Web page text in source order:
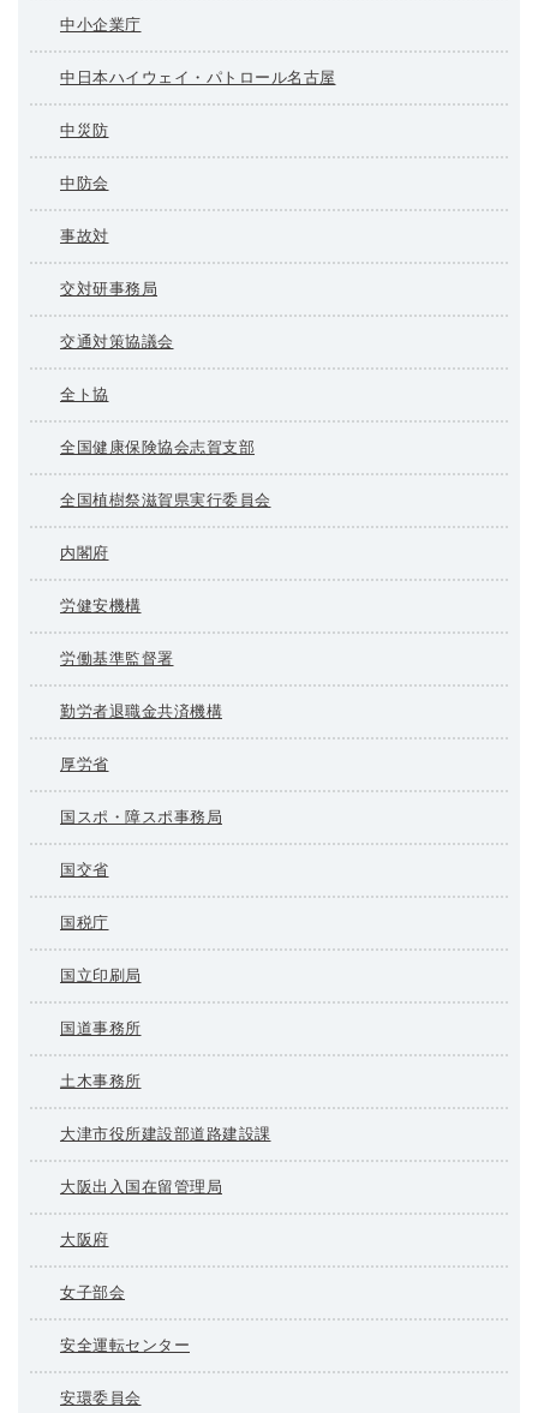
中小企業庁
中日本ハイウェイ・パトロール名古屋
中災防
中防会
事故対
交対研事務局
交通対策協議会
全ト協
全国健康保険協会志賀支部
全国植樹祭滋賀県実行委員会
内閣府
労健安機構
労働基準監督署
勤労者退職金共済機構
厚労省
国スポ・障スポ事務局
国交省
国税庁
国立印刷局
国道事務所
土木事務所
大津市役所建設部道路建設課
大阪出入国在留管理局
大阪府
女子部会
安全運転センター
安環委員会